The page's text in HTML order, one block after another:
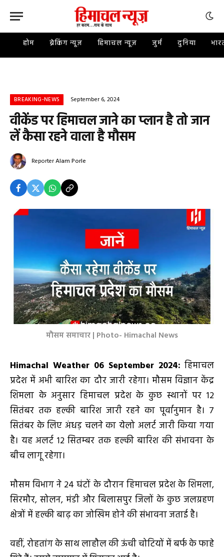
होम ब्रेकिंग न्यूज़ हिमाचल न्यूज़ जुर्म दुनिया
BREAKING-NEWS September 6, 2024
वीकेंड पर हिमाचल जाने का प्‍लान है तो जान
लें कैसा रहने वाला है मौसम
ReporterAlam Porle
मौसम समाचार | Photo- Himachal News
Himachal Weather 06 September 2024: हिमाचल
प्रदेश में अभी बारिश का दौर जारी रहेगा। मौसम विज्ञान केंद्र
शिमला के अनुसार हिमाचल प्रदेश के कुछ स्थानों पर 12
सितंबर तक हल्की बारिश जारी रहने का पूर्वानुमान है। 7
सितंबर के लिए अंधड़ चलने का येलो अलर्ट जारी किया गया
है। यह अलर्ट 12 सितम्बर तक हल्की बारिश की संभावना के
बीच लागू रहेगा।
मौसम विभाग ने 24 घंटों के दौरान हिमाचल प्रदेश के शिमला,
सिरमौर, सोलन, मंडी और बिलासपुर जिलों के कुछ जलग्रहण
क्षेत्रों में हल्की बाढ़ का जोखिम होने की संभावना जताई है।
वहीं, रोहतांग के साथ लाहौल की ऊंची चोटियों में बर्फ के फाहे